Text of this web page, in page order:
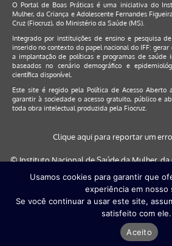
O Portal de Boas Práticas é uma iniciativa do
Mulher, da Criança e Adolescente Fernandes
Cruz (Fiocruz), do Ministério da Saúde (MS).
Integrado por instituições de ensino e pesquisa
inserido no contexto do papel nacional do IFF:
a implantação de políticas e programas de saúde
baseados no cenário demográfico e
científica disponível.
Este site é regido pela Política de Acesso Aberto
garantir à sociedade o acesso gratuito, público e
toda obra intelectual produzida pela Fiocruz.
Clique aqui para reportar um
© Instituto Nacional de Saúde da Mulher, da
Este site será melhor visualizado nos
partir da versão 30) | Internet Explorer (a
a partir da versão 29)
Desenvolvido porQuattri
Usamos cookies para garantir que
experiência em nosso
Se você continuar a usar este site,
satisfeito com ele.
Aceito